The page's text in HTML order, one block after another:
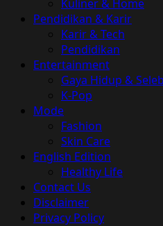
Kuliner & Home
Pendidikan & Karir
Karir & Tech
Pendidikan
Entertainment
Gaya Hidup &
K-Pop
Mode
Fashion
Skin Care
English Edition
Healthy Life
Contact Us
Disclaimer
Privacy Policy